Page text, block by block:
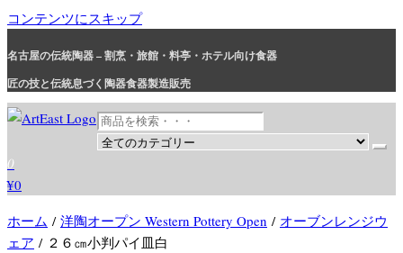
コンテンツにスキップ
名古屋の伝統陶器 – 割烹・旅館・料亭・ホテル向け食器
匠の技と伝統息づく陶器食器製造販売
和食器・洋食器通販｜割烹・旅館・料亭・ホテル等業務用卸販売
業務用から個人用まで、おしゃれでかわいい和食器・洋食器はま
とめ買いがお得です。
0
¥0
ホーム / 洋陶オープン Western Pottery Open / オーブンレンジウ
ェア / ２６㎝小判パイ皿白